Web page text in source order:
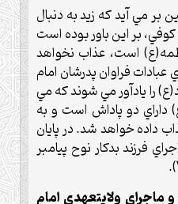
بر مي آيد که زيد به دنبال
بر اين باور بوده است
است، عذاب نخواهد
فراوان پدرشان امام
را يادآور مي شوند که مي
داراي دو پاداش است و به
داده خواهد شد. در پايان
فرزند بدکار نوح پيامبر
ماجراي ولايتعهدي امام